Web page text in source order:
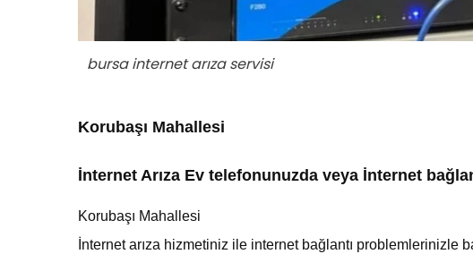
bursa internet arıza servisi
Korubaşı Mahallesi
İnternet Arıza Ev telefonunuzda veya İnternet
Korubaşı Mahallesi
İnternet arıza hizmetiniz ile internet bağlantı problemlerinizle